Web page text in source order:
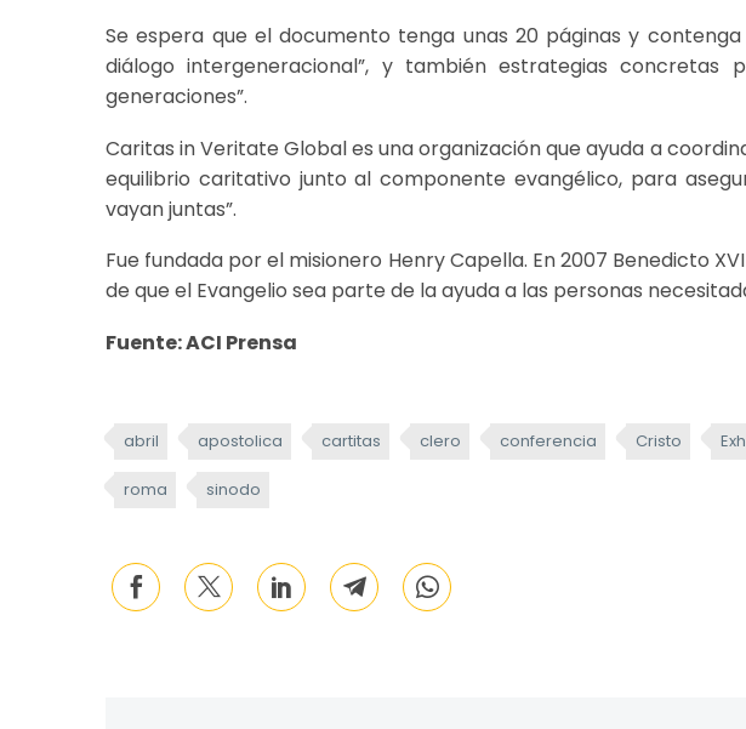
Se espera que el documento tenga unas 20 páginas y
diálogo intergeneracional”, y también estrategias concretas
generaciones”.
Caritas in Veritate Global es una organización que ayuda a
equilibrio caritativo junto al componente evangélico, para
vayan juntas”.
Fue fundada por el misionero Henry Capella. En 2007 Benedicto
de que el Evangelio sea parte de la ayuda a las personas
Fuente: ACI Prensa
abril apostolica cartitas clero conferencia Cristo
roma sinodo